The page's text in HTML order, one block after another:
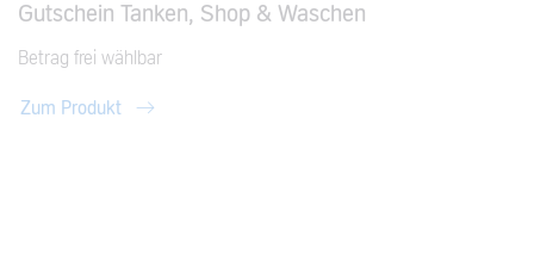
Gutschein Tanken, Shop & Waschen
Betrag frei wählbar
Zum Produkt